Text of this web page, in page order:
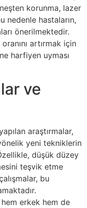
korunma, lazer
nedenle hastaların,
önerilmektedir.
artırmak için
harfiyen uyması
ve
araştırmalar,
yeni tekniklerin
düşük düzey
teşvik etme
bu
hem erkek hem de